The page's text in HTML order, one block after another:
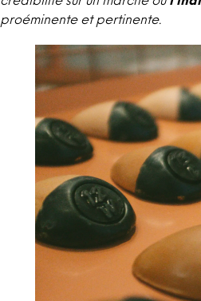
proéminente et pertinente.